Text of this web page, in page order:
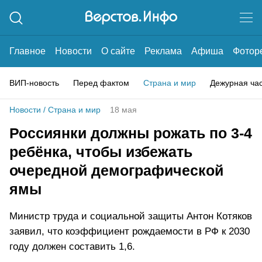
Главное Новости О сайте Реклама Афиша
ВИП-новость Перед фактом Страна и мир Дежурная
Новости / Страна и мир 18 мая
Россиянки должны рожать по 3-4
ребёнка, чтобы избежать
очередной демографической
ямы
Министр труда и социальной защиты Антон Котяков
заявил, что коэффициент рождаемости в РФ к 2030
году должен составить 1,6.